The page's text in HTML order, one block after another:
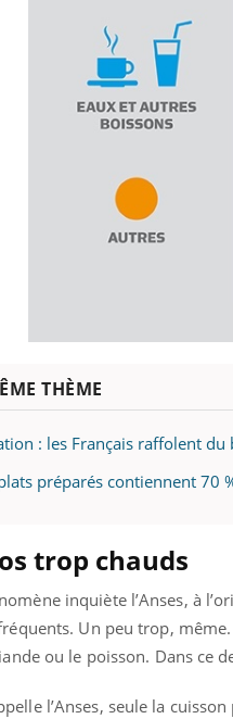
THÈME
: les Français raffolent du
préparés contiennent 70
trop chauds
inquiète l’Anses, à
Un peu trop,
ou le poisson. Dans ce
l’Anses, seule la